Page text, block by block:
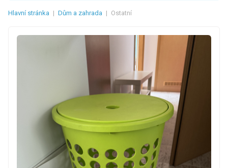
Hlavní stránka | Dům a zahrada | Ostatní